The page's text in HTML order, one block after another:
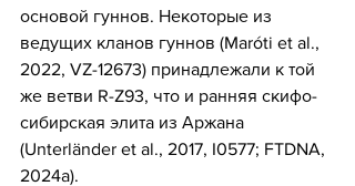
основой гуннов. Некоторые из
ведущих кланов гуннов (Maróti et al.,
2022, VZ-12673) принадлежали к той
же ветви R-Z93, что и ранняя скифо-
сибирская элита из Аржана
(Unterländer et al., 2017, I0577; FTDNA,
2024a).